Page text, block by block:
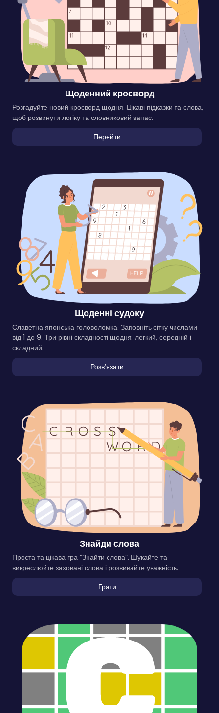
Щоденний кросворд
Розгадуйте новий кросворд щодня. Цікаві підказки та слова,
щоб розвинути логіку та словниковий запас.
Перейти
Щоденні судоку
Славетна японська головоломка. Заповніть сітку числами
від 1 до 9. Три рівні складності щодня: легкий, середній і
складний.
Розвʼязати
Знайди слова
Проста та цікава гра “Знайти слова”. Шукайте та
викреслюйте заховані слова і розвивайте уважність.
Грати